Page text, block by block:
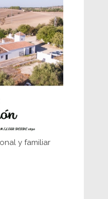
febrero-julio
en el
a la
de Los
y familiar